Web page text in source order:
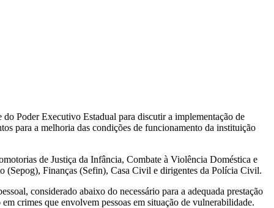
Poder Executivo Estadual para discutir a implementação de
para a melhoria das condições de funcionamento da instituição
de Justiça da Infância, Combate à Violência Doméstica e
(Sepog), Finanças (Sefin), Casa Civil e dirigentes da Polícia Civil.
considerado abaixo do necessário para a adequada prestação
crimes que envolvem pessoas em situação de vulnerabilidade.